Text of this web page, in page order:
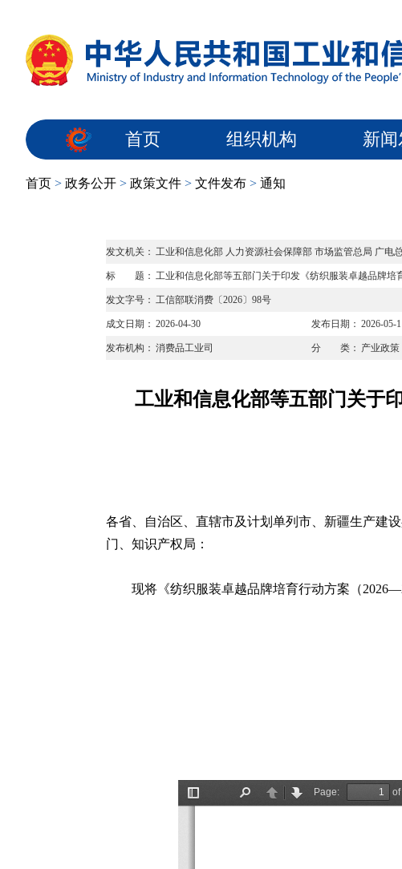
首页 组织机构 新
首页 > 政务公开 > 政策文件 > 文件发布 > 通知
发文机关： 工业和信息化部 人力资源社会保障部 市场监管总局 广电
标 题： 工业和信息化部等五部门关于印发《纺织服装卓越品牌培
发文字号： 工信部联消费〔2026〕98号
成文日期： 2026-04-30 发布日期： 2026-05-
发布机构： 消费品工业司 分 类： 产业政策
工业和信息化部等五部门关于
各省、自治区、直辖市及计划单列市、新疆生产建
门、知识产权局：
现将《纺织服装卓越品牌培育行动方案（